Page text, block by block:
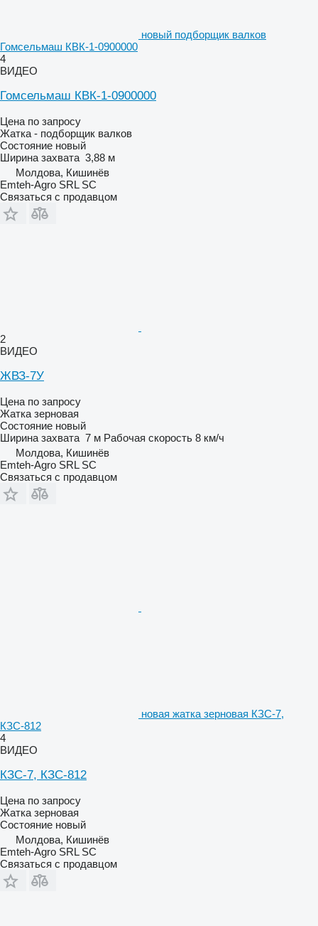
новый подборщик валков
Гомсельмаш КВК-1-0900000
4
ВИДЕО
Гомсельмаш КВК-1-0900000
Цена по запросу
Жатка - подборщик валков
Состояние новый
Ширина захвата 3,88 м
Молдова, Кишинёв
Emteh-Agro SRL SC
Связаться с продавцом
2
ВИДЕО
ЖВЗ-7У
Цена по запросу
Жатка зерновая
Состояние новый
Ширина захвата 7 м Рабочая скорость 8 км/ч
Молдова, Кишинёв
Emteh-Agro SRL SC
Связаться с продавцом
новая жатка зерновая КЗС-7,
КЗС-812
4
ВИДЕО
КЗС-7, КЗС-812
Цена по запросу
Жатка зерновая
Состояние новый
Молдова, Кишинёв
Emteh-Agro SRL SC
Связаться с продавцом